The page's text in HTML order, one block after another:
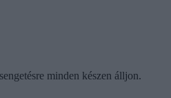
minden készen álljon.